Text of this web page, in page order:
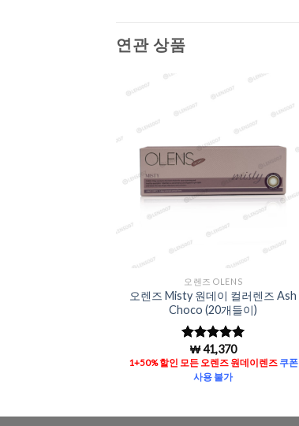
연관 상품
Add to
오렌즈 OLENS
오렌즈 Misty 원데이 컬러렌즈 Ash
Choco (20개들이)
5 중에서
로 평가됨
₩41,370
1+50% 할인 모든 오렌즈 원데이렌즈 쿠폰
사용 불가